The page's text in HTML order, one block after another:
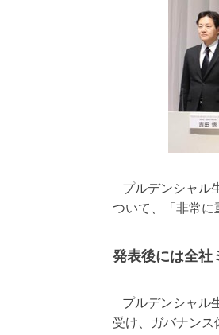
プルデンシャル
ついて、「非常に
発表後には全社
プルデンシャル
受け、ガバナン